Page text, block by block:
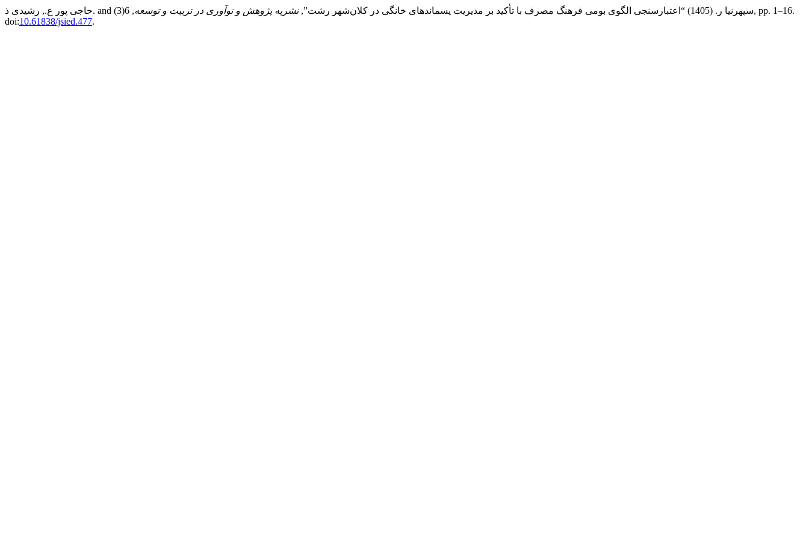
حاجی پور ع., رشیدی ذ. and سپهرنیا ر. (1405) “اعتبارسنجی الگوی بومی فرهنگ مصرف با تأکید بر مدیریت پسماندهای خانگی در کلان‌شهر رشت”, نشریه پژوهش و نوآوری در تربیت و توسعه
, 6(3), pp. 1–16.
doi:10.61838/jsied.477.